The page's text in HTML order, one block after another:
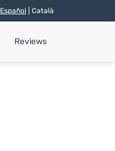
Español | Català
Reviews